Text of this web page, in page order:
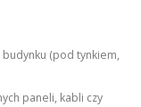
(pod tynkiem,
paneli, kabli czy